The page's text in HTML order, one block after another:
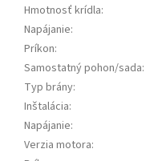
Hmotnosť krídla:
Napájanie:
Príkon:
Samostatný pohon/sada:
Typ brány:
Inštalácia:
Napájanie:
Verzia motora: